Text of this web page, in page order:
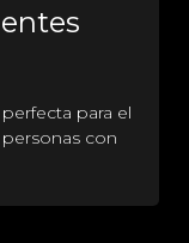
para el
con